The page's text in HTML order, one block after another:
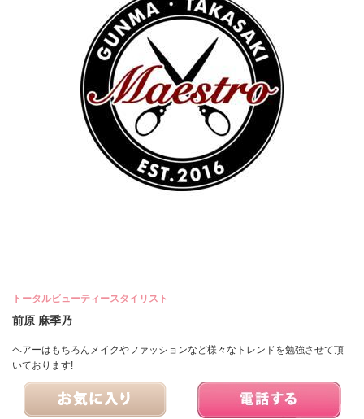
トータルビューティースタイリスト
前原 麻季乃
ヘアーはもちろんメイクやファッションなど様々なトレンドを勉強させて頂
いております!